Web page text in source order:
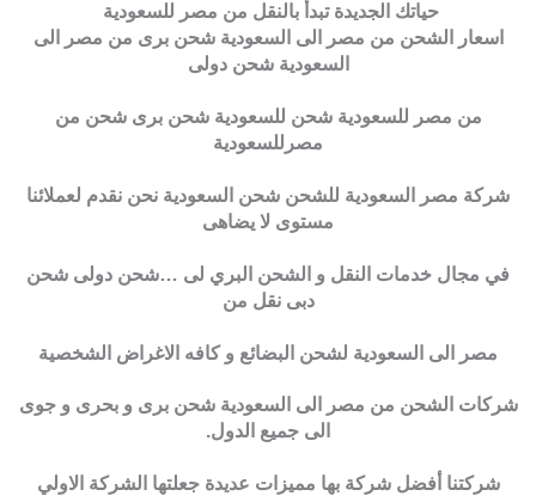
حياتك الجديدة تبدأ بالنقل من مصر للسعودية
اسعار الشحن من مصر الى السعودية شحن برى من مصر الى
السعودية شحن دولى
من مصر للسعودية شحن للسعودية شحن برى شحن من
مصرللسعودية
شركة مصر السعودية للشحن شحن السعودية نحن نقدم لعملائنا
مستوى لا يضاهى
في مجال خدمات النقل و الشحن البري لى …شحن دولى شحن
دبى نقل من
مصر الى السعودية لشحن البضائع و كافه الاغراض الشخصية
شركات الشحن من مصر الى السعودية شحن برى و بحرى و جوى
الى جميع الدول.
شركتنا أفضل شركة بها مميزات عديدة جعلتها الشركة الاولي